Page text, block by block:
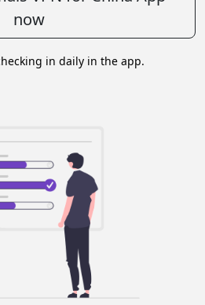
now
in daily in the app.